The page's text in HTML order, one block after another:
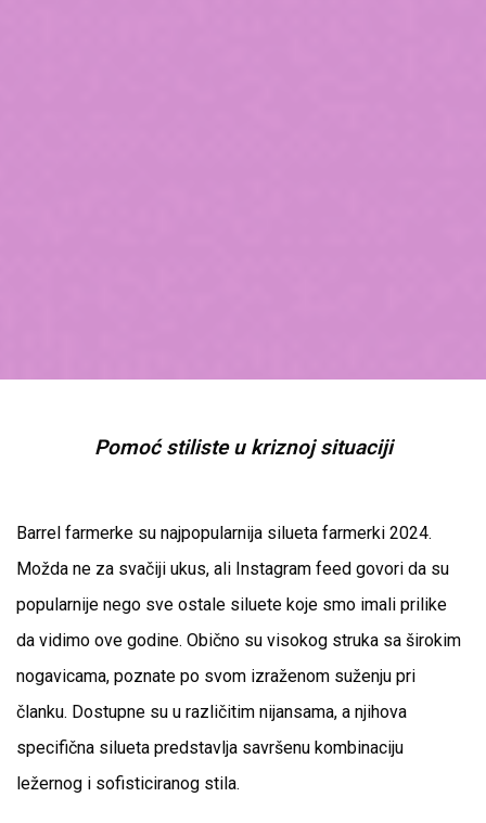
Pomoć stiliste u kriznoj situaciji
Barrel farmerke su najpopularnija silueta farmerki 2024.
Možda ne za svačiji ukus, ali Instagram feed govori da su
popularnije nego sve ostale siluete koje smo imali prilike
da vidimo ove godine. Obično su visokog struka sa širokim
nogavicama, poznate po svom izraženom suženju pri
članku. Dostupne su u različitim nijansama, a njihova
specifična silueta predstavlja savršenu kombinaciju
ležernog i sofisticiranog stila.